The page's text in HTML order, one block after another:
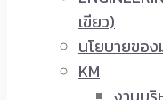
เขียว)
นโยบายของ
KM